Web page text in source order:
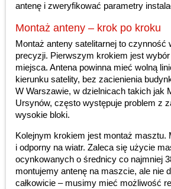
antenę i zweryfikować parametry
Montaż anteny – krok po kroku
Montaż anteny satelitarnej to czynność
precyzji. Pierwszym krokiem jest
miejsca. Antena powinna mieć wolną
kierunku satelity, bez zacienienia
W Warszawie, w dzielnicach takich jak
Ursynów, często występuje problem z
wysokie bloki.
Kolejnym krokiem jest montaż masztu.
i odporny na wiatr. Zaleca się użycie
ocynkowanych o średnicy co najmniej
montujemy antenę na maszcie, ale nie
całkowicie – musimy mieć możliwość